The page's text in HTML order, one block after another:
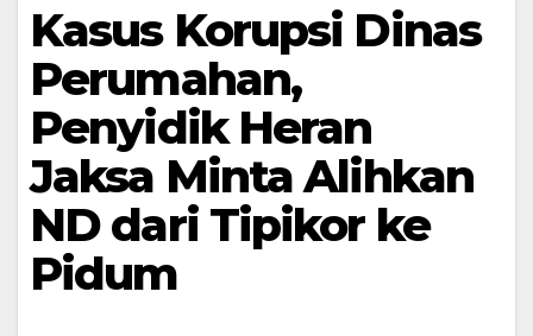
Kasus Korupsi Dinas
Perumahan,
Penyidik Heran
Jaksa Minta Alihkan
ND dari Tipikor ke
Pidum